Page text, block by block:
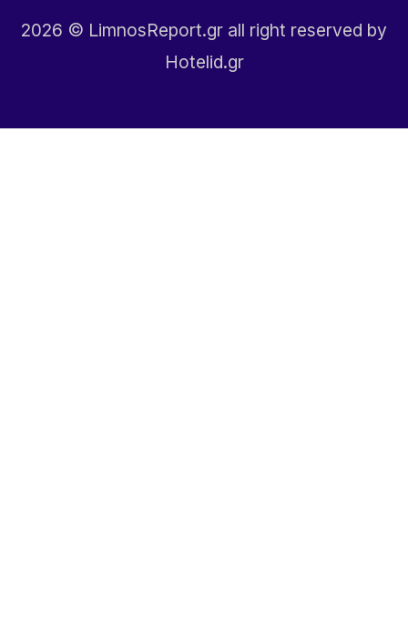
2026 © LimnosReport.gr all right reserved by
Hotelid.gr